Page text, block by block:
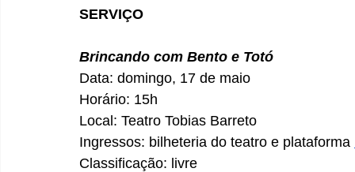
SERVIÇO
Brincando com Bento e Totó
Data: domingo, 17 de maio
Horário: 15h
Local: Teatro Tobias Barreto
Ingressos: bilheteria do teatro e plataforma
Classificação: livre